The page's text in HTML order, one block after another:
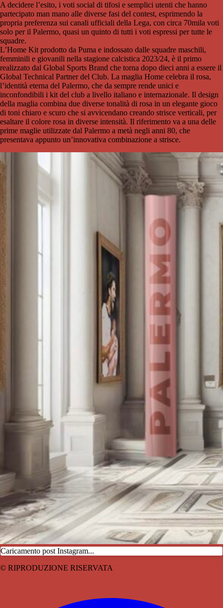
A decidere l’esito, i voti social di tifosi e semplici utenti che hanno
partecipato man mano alle diverse fasi del contest, esprimendo la
propria preferenza sui canali ufficiali della Lega, con circa 70mila voti
solo per il Palermo, quasi un quinto di tutti i voti espressi per tutte le
squadre.
L’Home Kit prodotto da Puma e indossato dalle squadre maschili,
femminili e giovanili nella stagione calcistica 2023/24, è il primo
realizzato dal Global Sports Brand che torna dopo dieci anni a essere il
Global Technical Partner del Club. La maglia Home celebra il rosa,
l’identità eterna del Palermo, che da sempre rende unici e
inconfondibili i kit del club a livello italiano e internazionale. Il design
della maglia combina due diverse tonalità di rosa in un elegante gioco
di toni chiaro e scuro che si avvicendano creando strisce verticali, per
esaltare il colore rosa in diverse intensità. Il riferimento va a una delle
prime maglie utilizzate dal Palermo a metà negli anni 80, che
presentava appunto un’innovativa combinazione a strisce.
Caricamento post Instagram...
© RIPRODUZIONE RISERVATA